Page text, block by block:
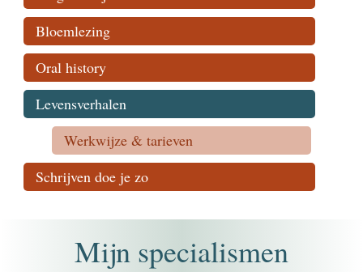
Bloemlezing
Oral history
Levensverhalen
Werkwijze & tarieven
Schrijven doe je zo
Mijn specialismen